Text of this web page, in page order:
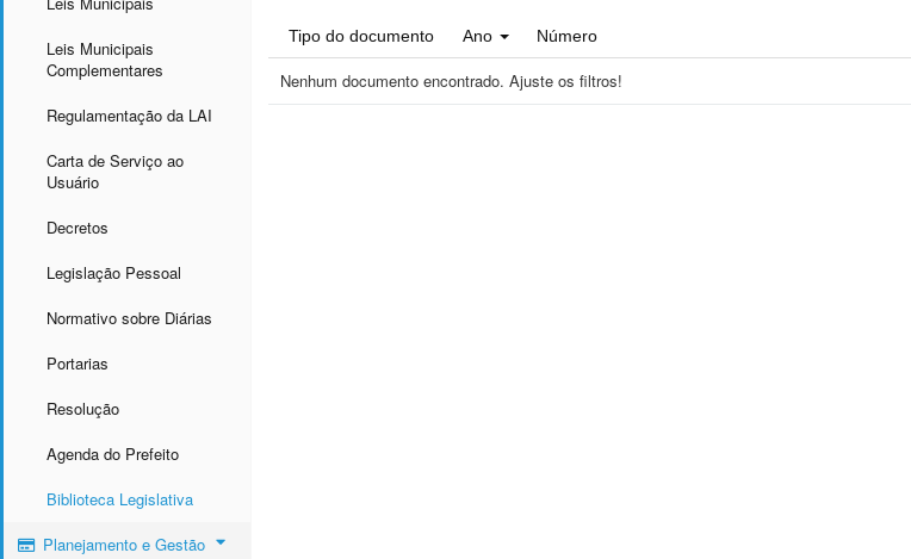
Leis Municipais
Complementares
Regulamentação da LAI
Carta de Serviço ao
Usuário
Decretos
Legislação Pessoal
Normativo sobre Diárias
Portarias
Resolução
Agenda do Prefeito
Biblioteca Legislativa
Planejamento e Gestão
Tipo do documento Ano Número
Nenhum documento encontrado. Ajuste os filtros!